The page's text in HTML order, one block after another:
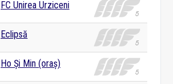
FC Unirea Urziceni
Eclipsă
Ho Și Min (oraș)